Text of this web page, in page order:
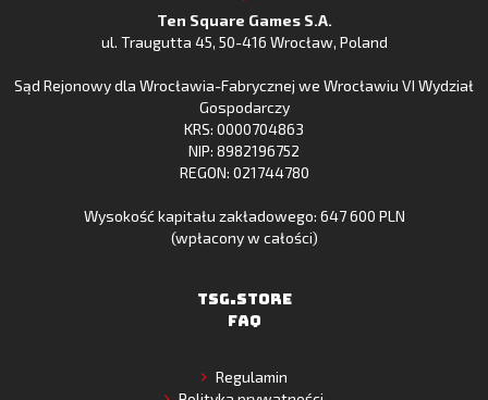
Store
Huawei
Gallery
Ten Square Games S.A.
ul. Traugutta 45, 50-416 Wrocław, Poland
Sąd Rejonowy dla Wrocławia-Fabrycznej we Wrocławiu VI Wydział
Gospodarczy
KRS: 0000704863
NIP: 8982196752
REGON: 021744780
Wysokość kapitału zakładowego: 647 600 PLN
(wpłacony w całości)
TSG.STORE
FAQ
Regulamin